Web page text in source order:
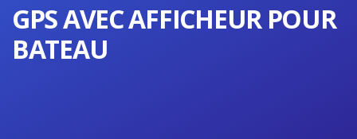
GPS AVEC AFFICHEUR POUR
BATEAU